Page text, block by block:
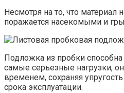
Несмотря на то, что материал
поражается насекомыми и
Подложка из пробки
самые серьезные нагрузки,
временем, сохраняя
срока эксплуатации.